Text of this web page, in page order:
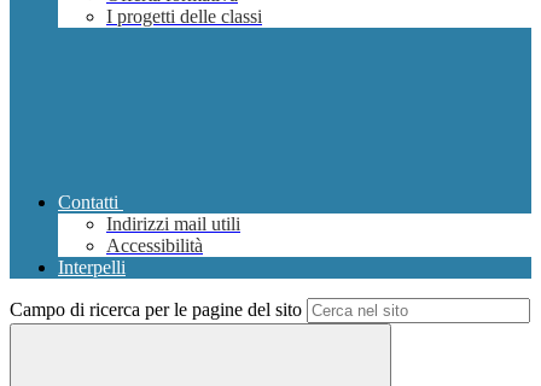
I progetti delle classi
Contatti
Indirizzi mail utili
Accessibilità
Interpelli
Campo di ricerca per le pagine del sito